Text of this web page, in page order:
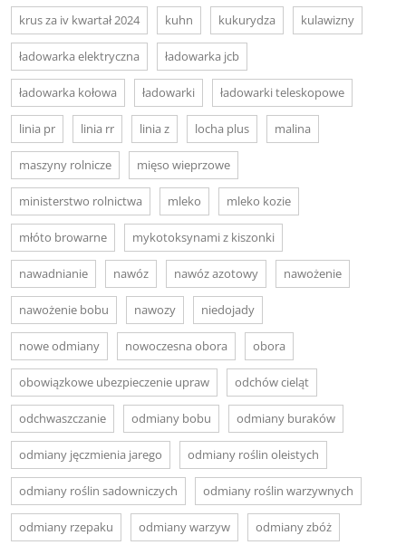
krus za iv kwartał 2024 kuhn kukurydza kulawizny
ładowarka elektryczna ładowarka jcb
ładowarka kołowa ładowarki ładowarki teleskopowe
linia pr linia rr linia z locha plus malina
maszyny rolnicze mięso wieprzowe
ministerstwo rolnictwa mleko mleko kozie
młóto browarne mykotoksynami z kiszonki
nawadnianie nawóz nawóz azotowy nawożenie
nawożenie bobu nawozy niedojady
nowe odmiany nowoczesna obora obora
obowiązkowe ubezpieczenie upraw odchów cieląt
odchwaszczanie odmiany bobu odmiany buraków
odmiany jęczmienia jarego odmiany roślin oleistych
odmiany roślin sadowniczych odmiany roślin warzywnych
odmiany rzepaku odmiany warzyw odmiany zbóż